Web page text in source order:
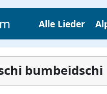
Alle Lieder
bumbeidschi